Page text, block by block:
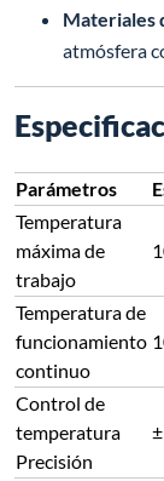
Materiales
atmósfera
Parámetros
Temperatura
máxima de
trabajo
Temperatura de
funcionamiento
continuo
Control de
temperatura
Precisión